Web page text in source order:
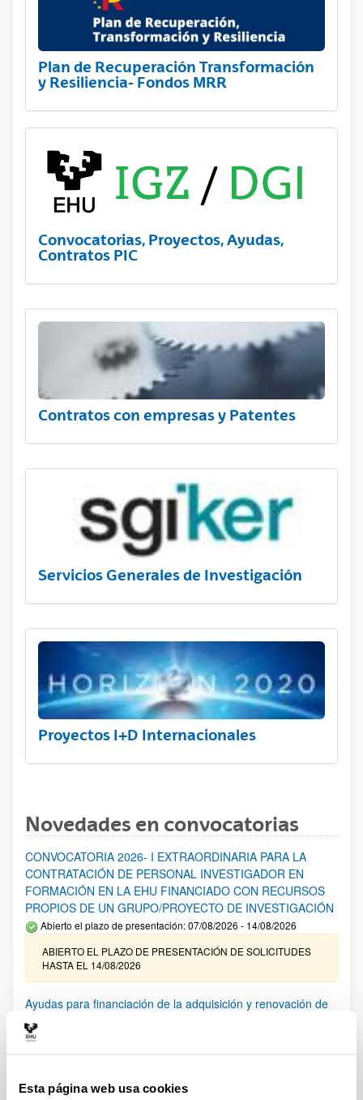
Esta página web usa cookies
Plan de Recuperación Transformación
y Resiliencia- Fondos MRR
Convocatorias, Proyectos, Ayudas,
Contratos PIC
Contratos con empresas y Patentes
Servicios Generales de Investigación
Proyectos I+D Internacionales
Novedades en convocatorias
CONVOCATORIA 2026- I EXTRAORDINARIA PARA LA
CONTRATACIÓN DE PERSONAL INVESTIGADOR EN
FORMACIÓN EN LA EHU FINANCIADO CON RECURSOS
PROPIOS DE UN GRUPO/PROYECTO DE INVESTIGACIÓN
Abierto el plazo de presentación: 07/08/2026 - 14/08/2026
ABIERTO EL PLAZO DE PRESENTACIÓN DE SOLICITUDES
HASTA EL 14/08/2026
Ayudas para financiación de la adquisición y renovación de
infraestructura científica y fondos bibliográficos en la
UPV/EHU 2026
Trámite abierto
25/03/2026: Corrección de errores del listado provisional de
solicitudes admitidas y excluidas. 23/03/2026: Relación